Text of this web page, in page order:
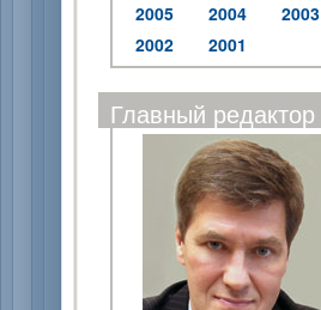
2005
2004
2003
2002
2001
Главный редактор